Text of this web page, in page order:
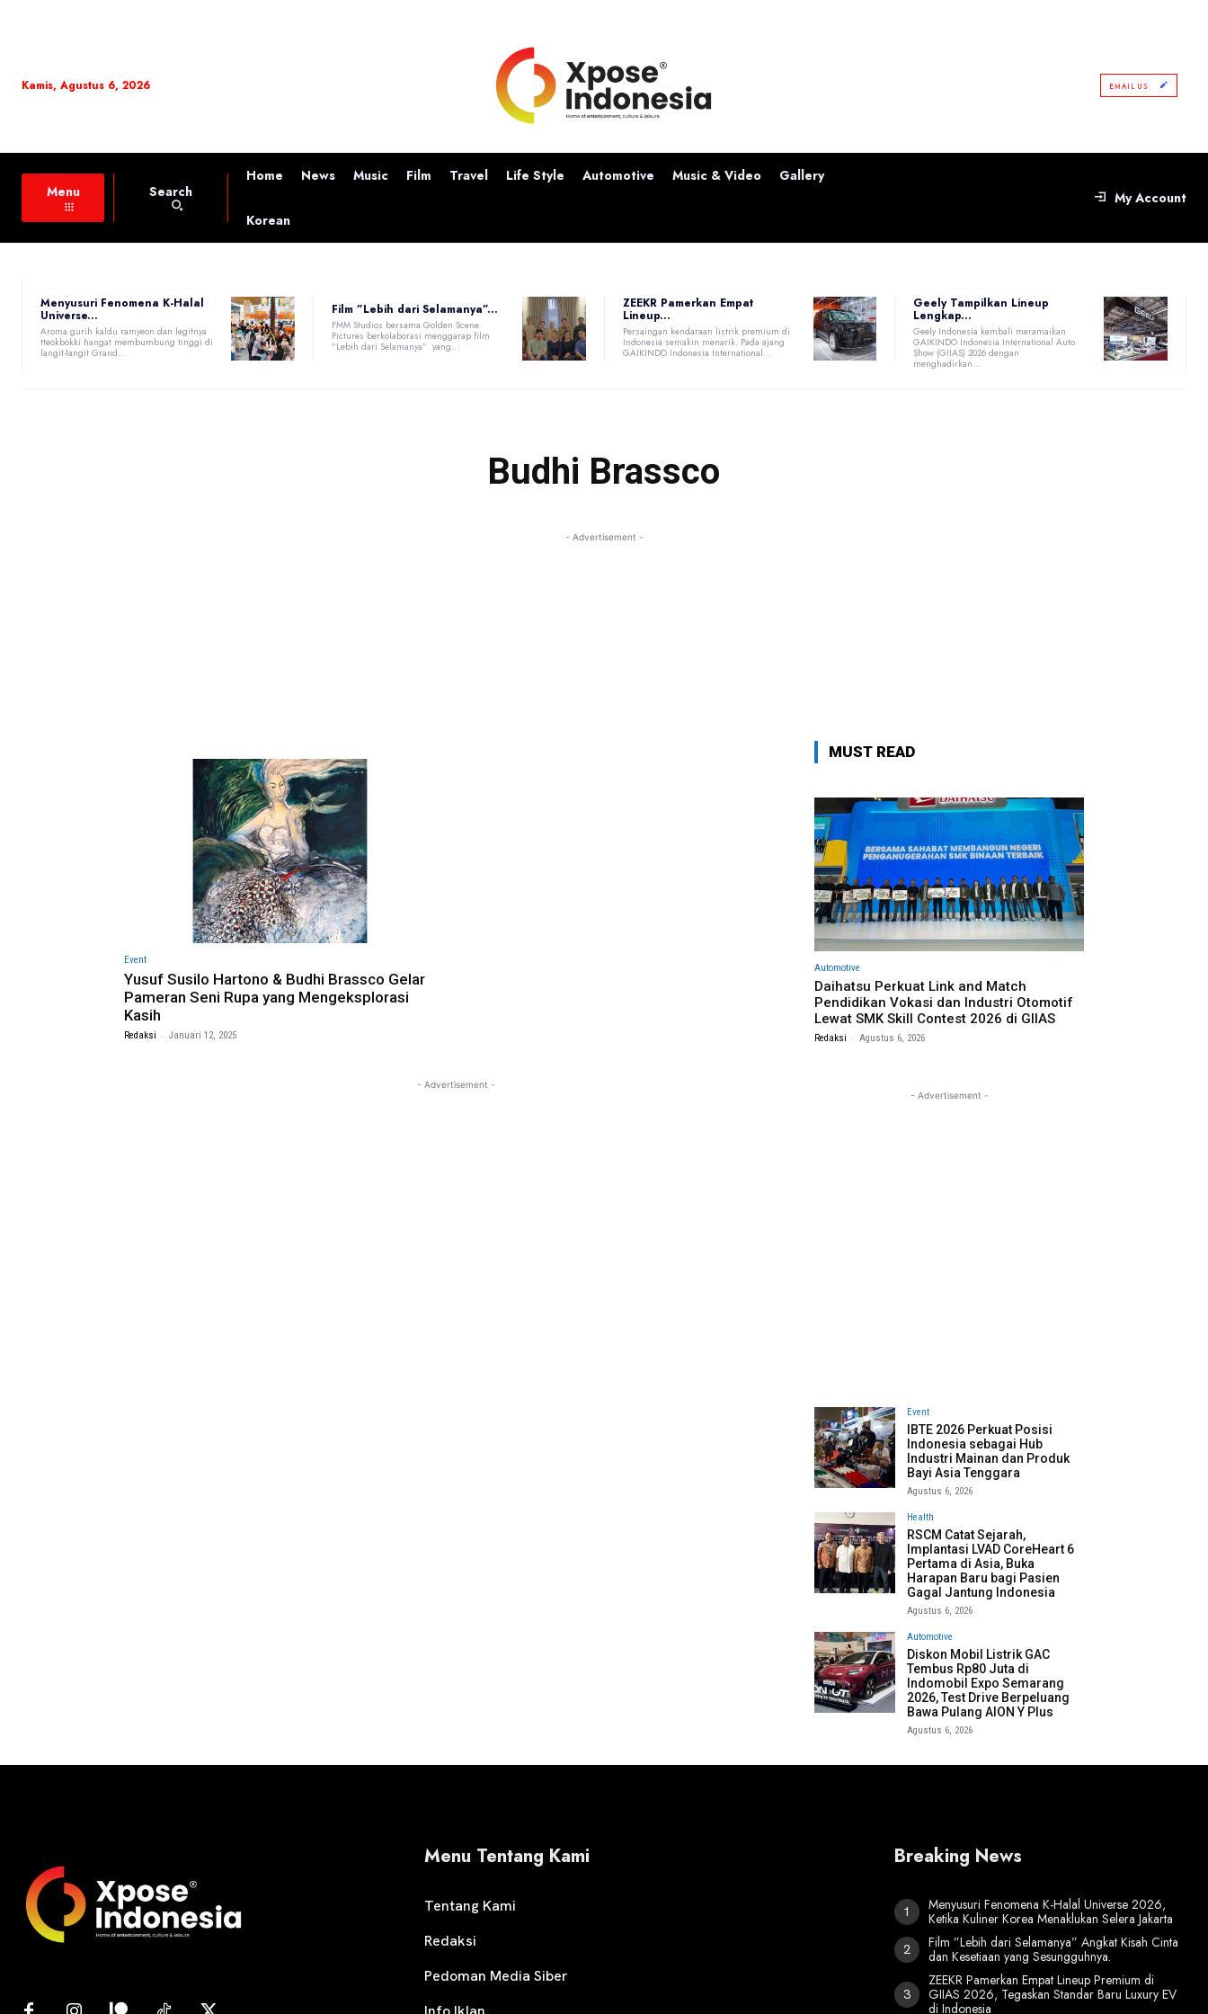
Kamis, Agustus 6, 2026 EMAIL US
Menu Search
Home News Music Film Travel Life Style Automotive Music & Video Gallery
Korean
My Account
Menyusuri Fenomena K-Halal
Universe...
Aroma gurih kaldu ramyeon dan legitnya
tteokbokki hangat membumbung tinggi di
langit-langit Grand...
Film ”Lebih dari Selamanya”...
FMM Studios bersama Golden Scene
Pictures berkolaborasi menggarap film
”Lebih dari Selamanya” yang...
ZEEKR Pamerkan Empat
Lineup...
Persaingan kendaraan listrik premium di
Indonesia semakin menarik. Pada ajang
GAIKINDO Indonesia International...
Geely Tampilkan Lineup
Lengkap...
Geely Indonesia kembali meramaikan
GAIKINDO Indonesia International Auto
Show (GIIAS) 2026 dengan
menghadirkan...
Budhi Brassco
- Advertisement -
Event
Yusuf Susilo Hartono & Budhi Brassco Gelar
Pameran Seni Rupa yang Mengeksplorasi
Kasih
Redaksi - Januari 12, 2025
- Advertisement -
MUST READ
Automotive
Daihatsu Perkuat Link and Match
Pendidikan Vokasi dan Industri Otomotif
Lewat SMK Skill Contest 2026 di GIIAS
Redaksi - Agustus 6, 2026
- Advertisement -
Event
IBTE 2026 Perkuat Posisi
Indonesia sebagai Hub
Industri Mainan dan Produk
Bayi Asia Tenggara
Agustus 6, 2026
Health
RSCM Catat Sejarah,
Implantasi LVAD CoreHeart 6
Pertama di Asia, Buka
Harapan Baru bagi Pasien
Gagal Jantung Indonesia
Agustus 6, 2026
Automotive
Diskon Mobil Listrik GAC
Tembus Rp80 Juta di
Indomobil Expo Semarang
2026, Test Drive Berpeluang
Bawa Pulang AION Y Plus
Agustus 6, 2026
Menu Tentang Kami
Tentang Kami
Redaksi
Pedoman Media Siber
Breaking News
Menyusuri Fenomena K-Halal Universe 2026,
Ketika Kuliner Korea Menaklukan Selera Jakarta
Film ”Lebih dari Selamanya” Angkat Kisah Cinta
dan Kesetiaan yang Sesungguhnya.
ZEEKR Pamerkan Empat Lineup Premium di
GIIAS 2026, Tegaskan Standar Baru Luxury EV
di Indonesia